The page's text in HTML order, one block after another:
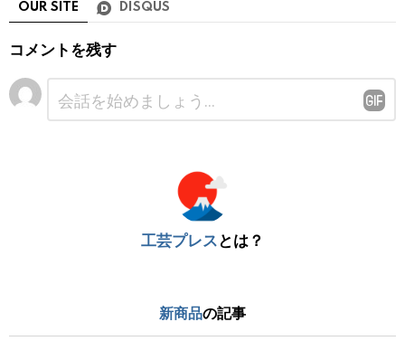
OUR SITE DISQUS
コメントを残す
工芸プレス とは？
新商品の記事